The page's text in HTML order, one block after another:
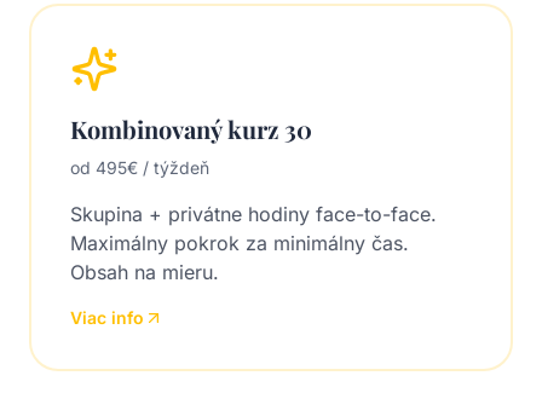
Kombinovaný kurz 30
od 495€ / týždeň
Skupina + privátne hodiny face-to-face.
Maximálny pokrok za minimálny čas.
Obsah na mieru.
Viac info